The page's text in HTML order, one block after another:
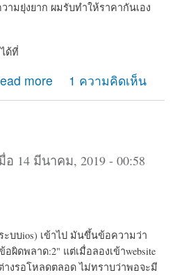
มยุ่งยาก ผมรับทำให้ราคากันเอง
ด้ที่
more
ระบบล็อกอินด้วย Facebook ให้
ครับ
1 ความคิดเห็น
อ 14 มีนาคม, 2019 - 00:58
บบios) เข้าไป มันขึ้นข้อความว่า
ผิดพลาด:2" แต่เมื่อลองเข้าwebsite
างรอโหลดตลอด ไม่ทราบว่าพอจะมี